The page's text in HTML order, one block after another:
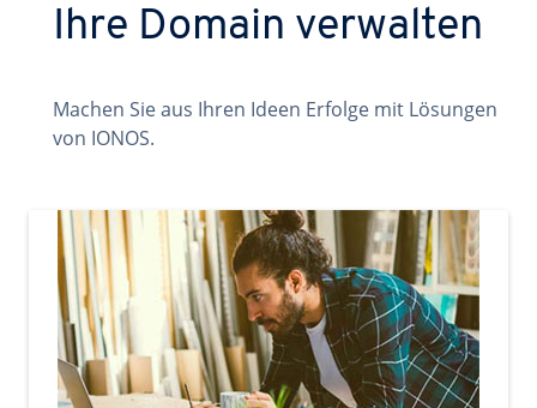
Ihre Domain verwalten
Machen Sie aus Ihren Ideen Erfolge mit Lösungen
von IONOS.